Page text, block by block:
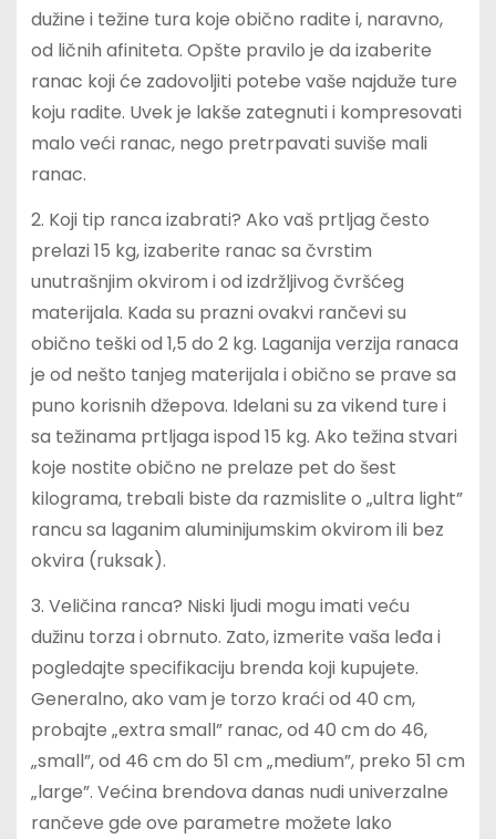
dužine i težine tura koje obično radite i, naravno,
od ličnih afiniteta. Opšte pravilo je da izaberite
ranac koji će zadovoljiti potebe vaše najduže ture
koju radite. Uvek je lakše zategnuti i kompresovati
malo veći ranac, nego pretrpavati suviše mali
ranac.
2. Koji tip ranca izabrati? Ako vaš prtljag često
prelazi 15 kg, izaberite ranac sa čvrstim
unutrašnjim okvirom i od izdržljivog čvršćeg
materijala. Kada su prazni ovakvi rančevi su
obično teški od 1,5 do 2 kg. Laganija verzija ranaca
je od nešto tanjeg materijala i obično se prave sa
puno korisnih džepova. Idelani su za vikend ture i
sa težinama prtljaga ispod 15 kg. Ako težina stvari
koje nostite obično ne prelaze pet do šest
kilograma, trebali biste da razmislite o „ultra light”
rancu sa laganim aluminijumskim okvirom ili bez
okvira (ruksak).
3. Veličina ranca? Niski ljudi mogu imati veću
dužinu torza i obrnuto. Zato, izmerite vaša leđa i
pogledajte specifikaciju brenda koji kupujete.
Generalno, ako vam je torzo kraći od 40 cm,
probajte „extra small” ranac, od 40 cm do 46,
„small”, od 46 cm do 51 cm „medium”, preko 51 cm
„large”. Većina brendova danas nudi univerzalne
rančeve gde ove parametre možete lako